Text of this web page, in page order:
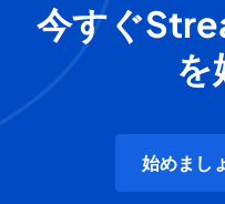
今すぐ
を
始めまし